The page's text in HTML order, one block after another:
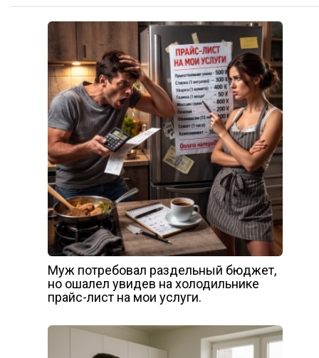
Муж потребовал раздельный бюджет,
но ошалел увидев на холодильнике
прайс-лист на мои услуги.